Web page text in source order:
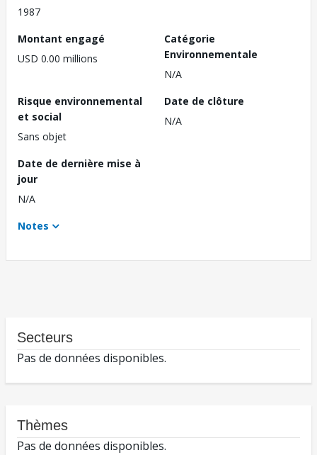
1987
Montant engagé
USD 0.00 millions
Catégorie
Environnementale
N/A
Risque environnemental
et social
Sans objet
Date de clôture
N/A
Date de dernière mise à
jour
N/A
Notes
Secteurs
Pas de données disponibles.
Thèmes
Pas de données disponibles.